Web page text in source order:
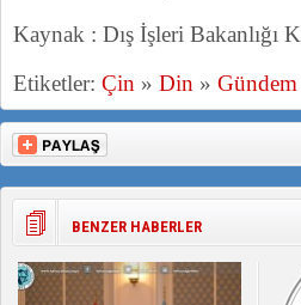
Kaynak : Dış İşleri Bakanlığı
Etiketler: Çin » Din » Gündem
BENZER HABERLER